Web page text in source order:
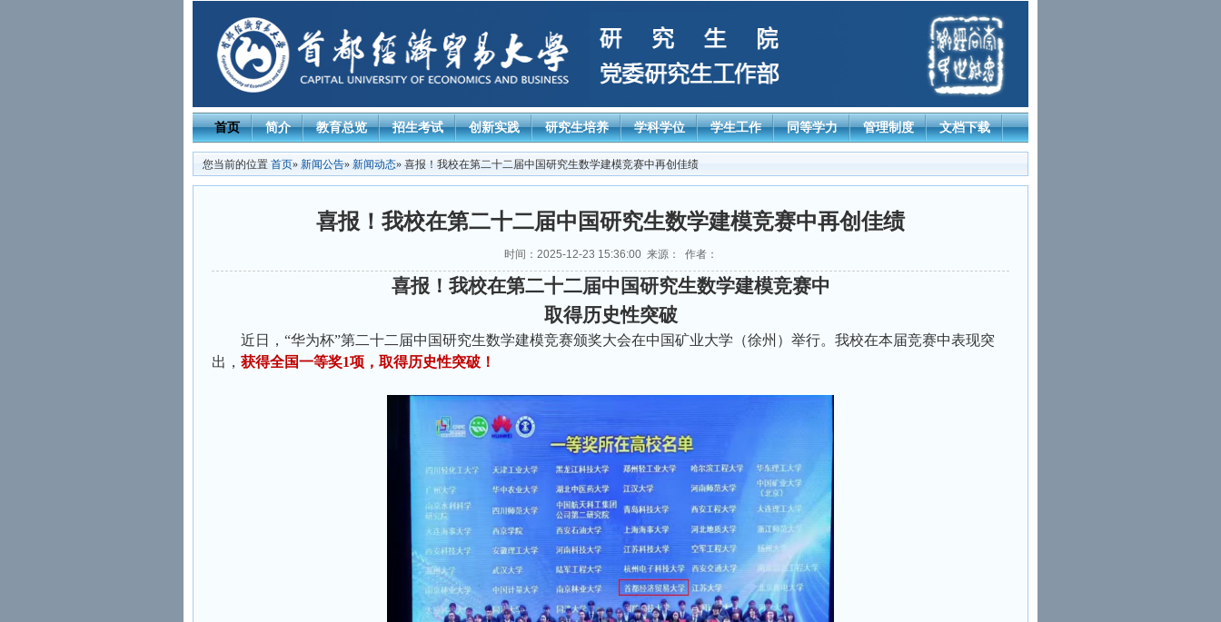
首页 简介 教育总览 招生考试 创新实践 研究生培养 学科学位 学生工作 同等学力 管理制度 文档下载
您当前的位置 首页» 新闻公告» 新闻动态» 喜报！我校在第二十二届中国研究生数学建模竞赛中再创佳绩
喜报！我校在第二十二届中国研究生数学建模竞赛中再创佳绩
时间：2025-12-23 15:36:00 来源： 作者：
喜报！我校在第二十二届中国研究生数学建模竞赛中
取得历史性突破
近日，“华为杯”第二十二届中国研究生数学建模竞赛颁奖大会在中国矿业大学（徐州）举行。我校在本届竞赛中表现突
出， 获得全国一等奖1项，取得历史性突破！